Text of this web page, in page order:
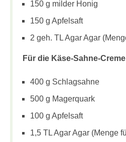
150 g milder Honig
150 g Apfelsaft
2 geh. TL Agar Agar
Für die Käse-Sahne-
400 g Schlagsahne
500 g Magerquark
100 g Apfelsaft
1,5 TL Agar Agar (Menge